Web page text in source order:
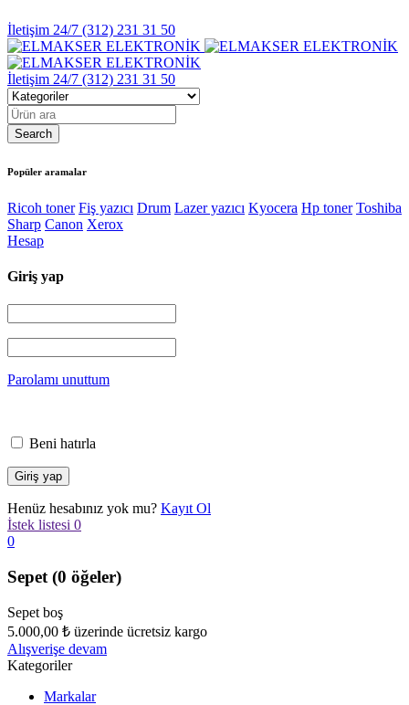
İletişim 24/7 (312) 231 31 50
İletişim 24/7 (312) 231 31 50
Popüler aramalar
Ricoh toner Fiş yazıcı Drum Lazer yazıcı Kyocera Hp toner Toshiba
Sharp Canon Xerox
Hesap
Giriş yap
Parolamı unuttum
Beni hatırla
Henüz hesabınız yok mu? Kayıt Ol
İstek listesi 0
0
Sepet (0 öğeler)
Sepet boş
5.000,00 ₺ üzerinde ücretsiz kargo
Alışverişe devam
Kategoriler
Markalar